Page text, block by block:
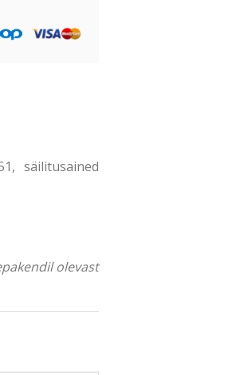
säilitusained
olevast